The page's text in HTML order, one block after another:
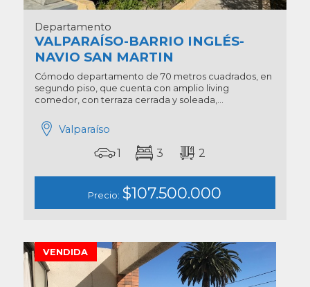
Departamento
VALPARAÍSO-BARRIO INGLÉS-
NAVIO SAN MARTIN
Cómodo departamento de 70 metros cuadrados, en
segundo piso, que cuenta con amplio living
comedor, con terraza cerrada y soleada,...
Valparaíso
1 3 2
Precio: $107.500.000
VENDIDA